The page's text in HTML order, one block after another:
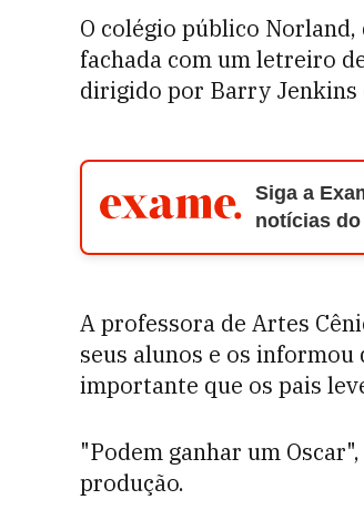
O colégio público
fachada com um letreiro
dirigido por Barry Jenkins
Siga a
notícias
A professora de Artes
seus alunos e os
importante que os pais
"Podem ganhar um
produção.